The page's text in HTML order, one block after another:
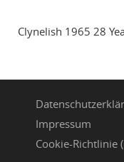
Clynelish 1965 28
Impressum
Cookie-Richtlinie